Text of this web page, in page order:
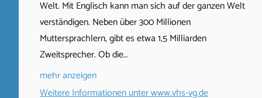
Welt. Mit Englisch kann man sich auf der ganzen Welt
verständigen. Neben über 300 Millionen
Muttersprachlern, gibt es etwa 1,5 Milliarden
Zweitsprecher. Ob die…
mehr anzeigen
Weitere Informationen unterwww.vhs-vg.de